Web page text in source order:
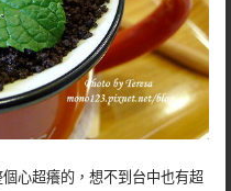
心超癢的，想不到台中也有超